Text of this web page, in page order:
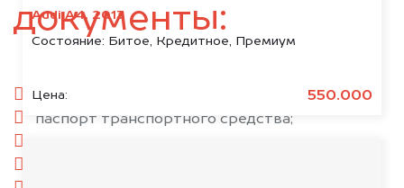
Audi A4, 2013
Состояние: Битое, Кредитное, Премиум
Цена: 550.000
документы:
паспорт гражданина РФ;
паспорт транспортного средства;